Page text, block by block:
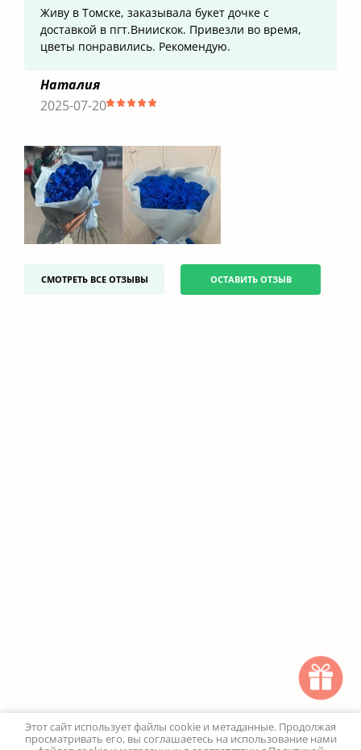
Живу в Томске, заказывала букет дочке с
доставкой в пгт.Вниискок. Привезли во время,
цветы понравились. Рекомендую.
Наталия
2025-07-20
СМОТРЕТЬ ВСЕ ОТЗЫВЫ ОСТАВИТЬ ОТЗЫВ
Этот сайт использует файлы cookie и метаданные. Продолжая
просматривать его, вы соглашаетесь на использование нами